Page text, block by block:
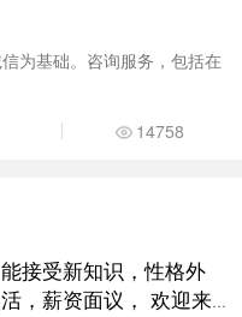
为基础。咨询服务，包括在
14758
接受新知识，性格外
，薪资面议， 欢迎来